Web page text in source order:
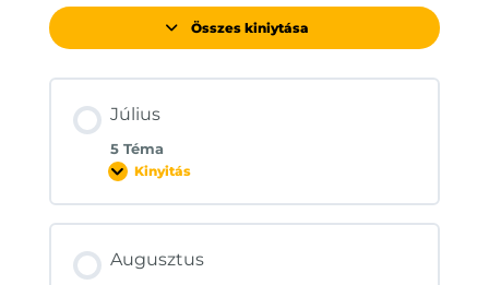
Összes kiniytása
Lecke
Július
5 Téma
Kinyitás
Július
Augusztus